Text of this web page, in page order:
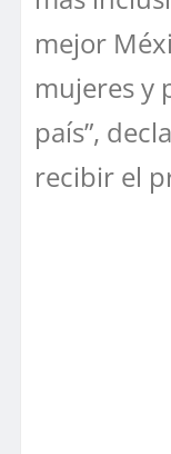
mejor
mujeres y
país”,
recibir el